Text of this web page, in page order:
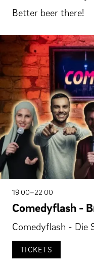
Better beer there!
19 00–22 00
Comedyflash -
Comedyflash - Die
TICKETS